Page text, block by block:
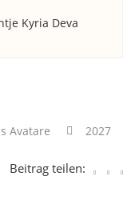
Kyria Deva
Avatare 2027
Beitrag teilen: